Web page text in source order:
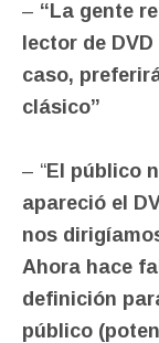
– “La gente
lector de
caso,
clásico”
– “El público
apareció el
nos
Ahora hace
definición
público